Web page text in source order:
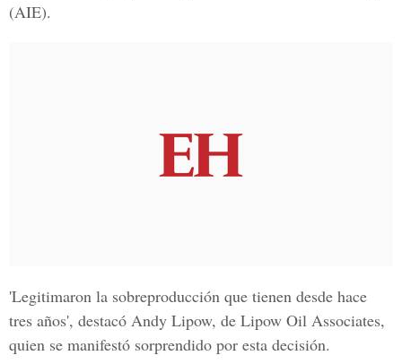
(AIE).
'Legitimaron la sobreproducción que tienen desde hace
tres años', destacó Andy Lipow, de Lipow Oil Associates,
quien se manifestó sorprendido por esta decisión.